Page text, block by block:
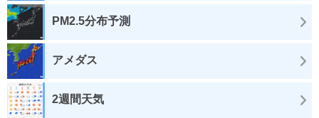
PM2.5分布予測
アメダス
2週間天気